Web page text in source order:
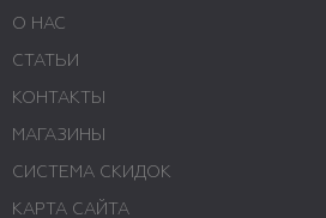
О НАС
СТАТЬИ
КОНТАКТЫ
МАГАЗИНЫ
СИСТЕМА СКИДОК
КАРТА САЙТА